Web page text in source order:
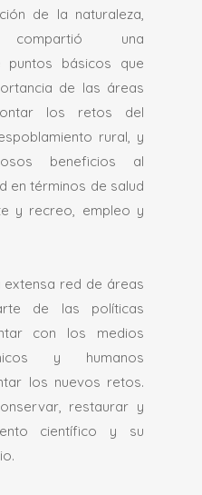
de la naturaleza,
compartió una
puntos básicos que
de las áreas
los retos del
rural, y
beneficios al
en términos de salud
y recreo, empleo y
red de áreas
de las políticas
con los medios
y humanos
los nuevos retos.
restaurar y
científico y su